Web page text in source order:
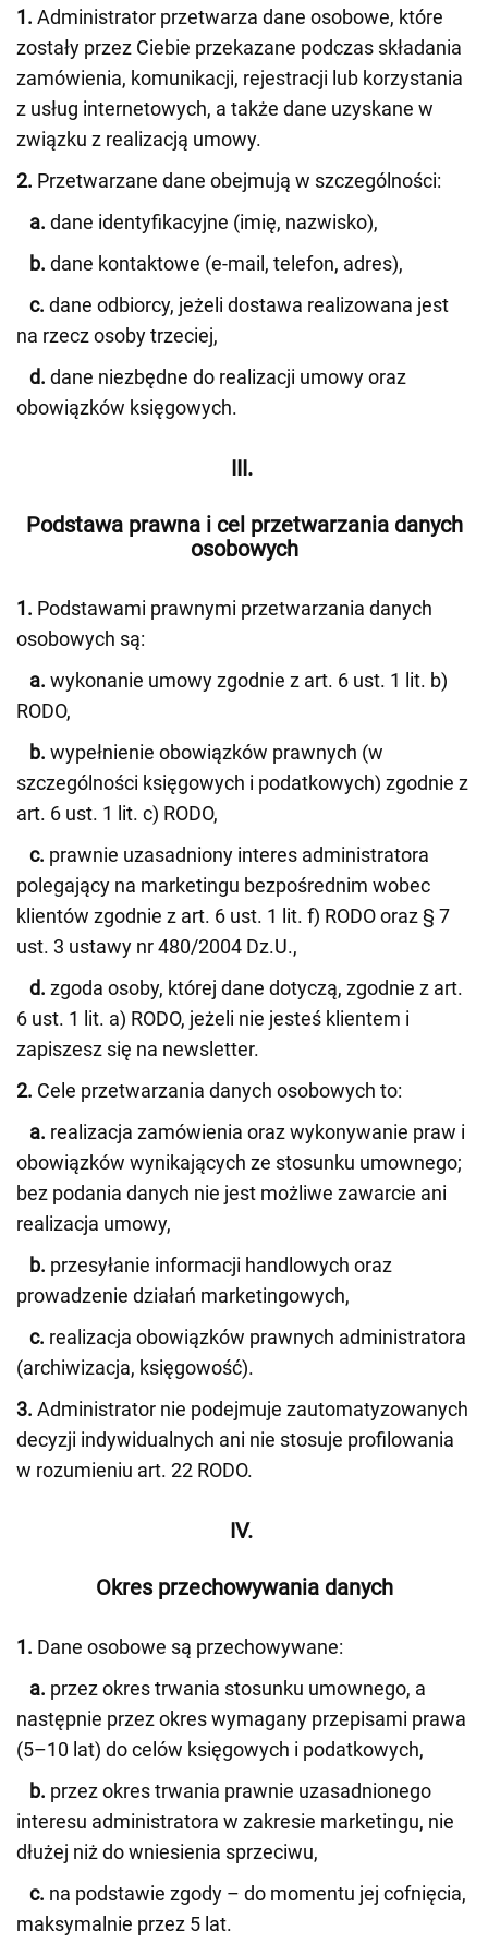
1. Administrator przetwarza dane osobowe, które
zostały przez Ciebie przekazane podczas składania
zamówienia, komunikacji, rejestracji lub korzystania
z usług internetowych, a także dane uzyskane w
związku z realizacją umowy.
2. Przetwarzane dane obejmują w szczególności:
a. dane identyfikacyjne (imię, nazwisko),
b. dane kontaktowe (e-mail, telefon, adres),
c. dane odbiorcy, jeżeli dostawa realizowana jest
na rzecz osoby trzeciej,
d. dane niezbędne do realizacji umowy oraz
obowiązków księgowych.
III.
Podstawa prawna i cel przetwarzania danych
osobowych
1. Podstawami prawnymi przetwarzania danych
osobowych są:
a. wykonanie umowy zgodnie z art. 6 ust. 1 lit. b)
RODO,
b. wypełnienie obowiązków prawnych (w
szczególności księgowych i podatkowych) zgodnie z
art. 6 ust. 1 lit. c) RODO,
c. prawnie uzasadniony interes administratora
polegający na marketingu bezpośrednim wobec
klientów zgodnie z art. 6 ust. 1 lit. f) RODO oraz § 7
ust. 3 ustawy nr 480/2004 Dz.U.,
d. zgoda osoby, której dane dotyczą, zgodnie z art.
6 ust. 1 lit. a) RODO, jeżeli nie jesteś klientem i
zapiszesz się na newsletter.
2. Cele przetwarzania danych osobowych to:
a. realizacja zamówienia oraz wykonywanie praw i
obowiązków wynikających ze stosunku umownego;
bez podania danych nie jest możliwe zawarcie ani
realizacja umowy,
b. przesyłanie informacji handlowych oraz
prowadzenie działań marketingowych,
c. realizacja obowiązków prawnych administratora
(archiwizacja, księgowość).
3. Administrator nie podejmuje zautomatyzowanych
decyzji indywidualnych ani nie stosuje profilowania
w rozumieniu art. 22 RODO.
IV.
Okres przechowywania danych
1. Dane osobowe są przechowywane:
a. przez okres trwania stosunku umownego, a
następnie przez okres wymagany przepisami prawa
(5–10 lat) do celów księgowych i podatkowych,
b. przez okres trwania prawnie uzasadnionego
interesu administratora w zakresie marketingu, nie
dłużej niż do wniesienia sprzeciwu,
c. na podstawie zgody – do momentu jej cofnięcia,
maksymalnie przez 5 lat.